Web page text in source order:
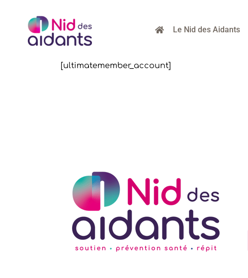
contenu
Le Nid des Aidants
[ultimatemember_account]